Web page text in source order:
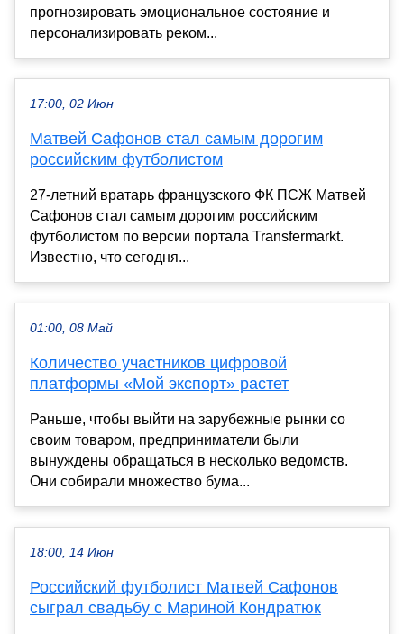
прогнозировать эмоциональное состояние и
персонализировать реком...
17:00, 02 Июн
Матвей Сафонов стал самым дорогим
российским футболистом
27-летний вратарь французского ФК ПСЖ Матвей
Сафонов стал самым дорогим российским
футболистом по версии портала Transfermarkt.
Известно, что сегодня...
01:00, 08 Май
Количество участников цифровой
платформы «Мой экспорт» растет
Раньше, чтобы выйти на зарубежные рынки со
своим товаром, предприниматели были
вынуждены обращаться в несколько ведомств.
Они собирали множество бума...
18:00, 14 Июн
Российский футболист Матвей Сафонов
сыграл свадьбу с Мариной Кондратюк